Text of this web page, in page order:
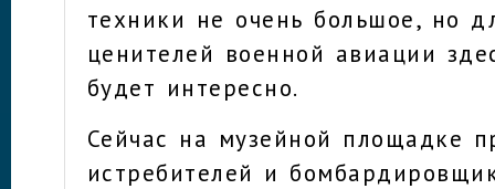
техники не очень большое, но
ценителей военной авиации
будет интересно.
Сейчас на музейной площадке
истребителей и